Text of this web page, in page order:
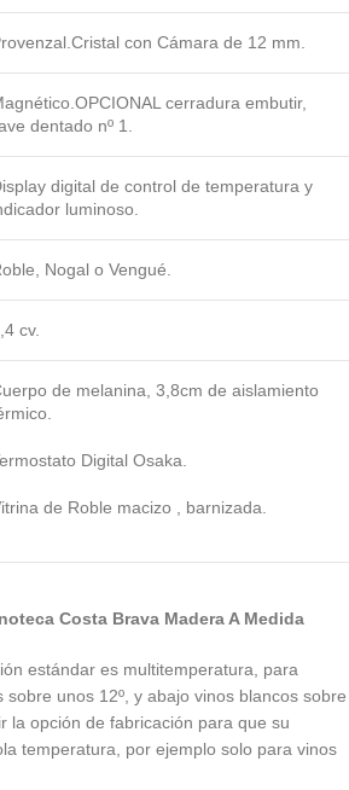
con Cámara de 12 mm.
cerradura embutir,
dentado nº 1.
digital de control de temperatura y
luminoso.
Nogal o Vengué.
cv.
de melanina, 3,8cm de aislamiento
Digital Osaka.
de Roble macizo , barnizada.
Costa Brava Madera A Medida
estándar es multitemperatura, para
unos 12º, y abajo vinos blancos sobre
la opción de fabricación para que su
temperatura, por ejemplo solo para vinos